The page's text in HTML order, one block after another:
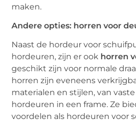
maken.
Andere opties: horren voor
Naast de hordeur voor
hordeuren, zijn er ook horren
geschikt zijn voor normale
horren zijn eveneens
materialen en stijlen, van
hordeuren in een frame. Ze
voordelen als hordeuren voor